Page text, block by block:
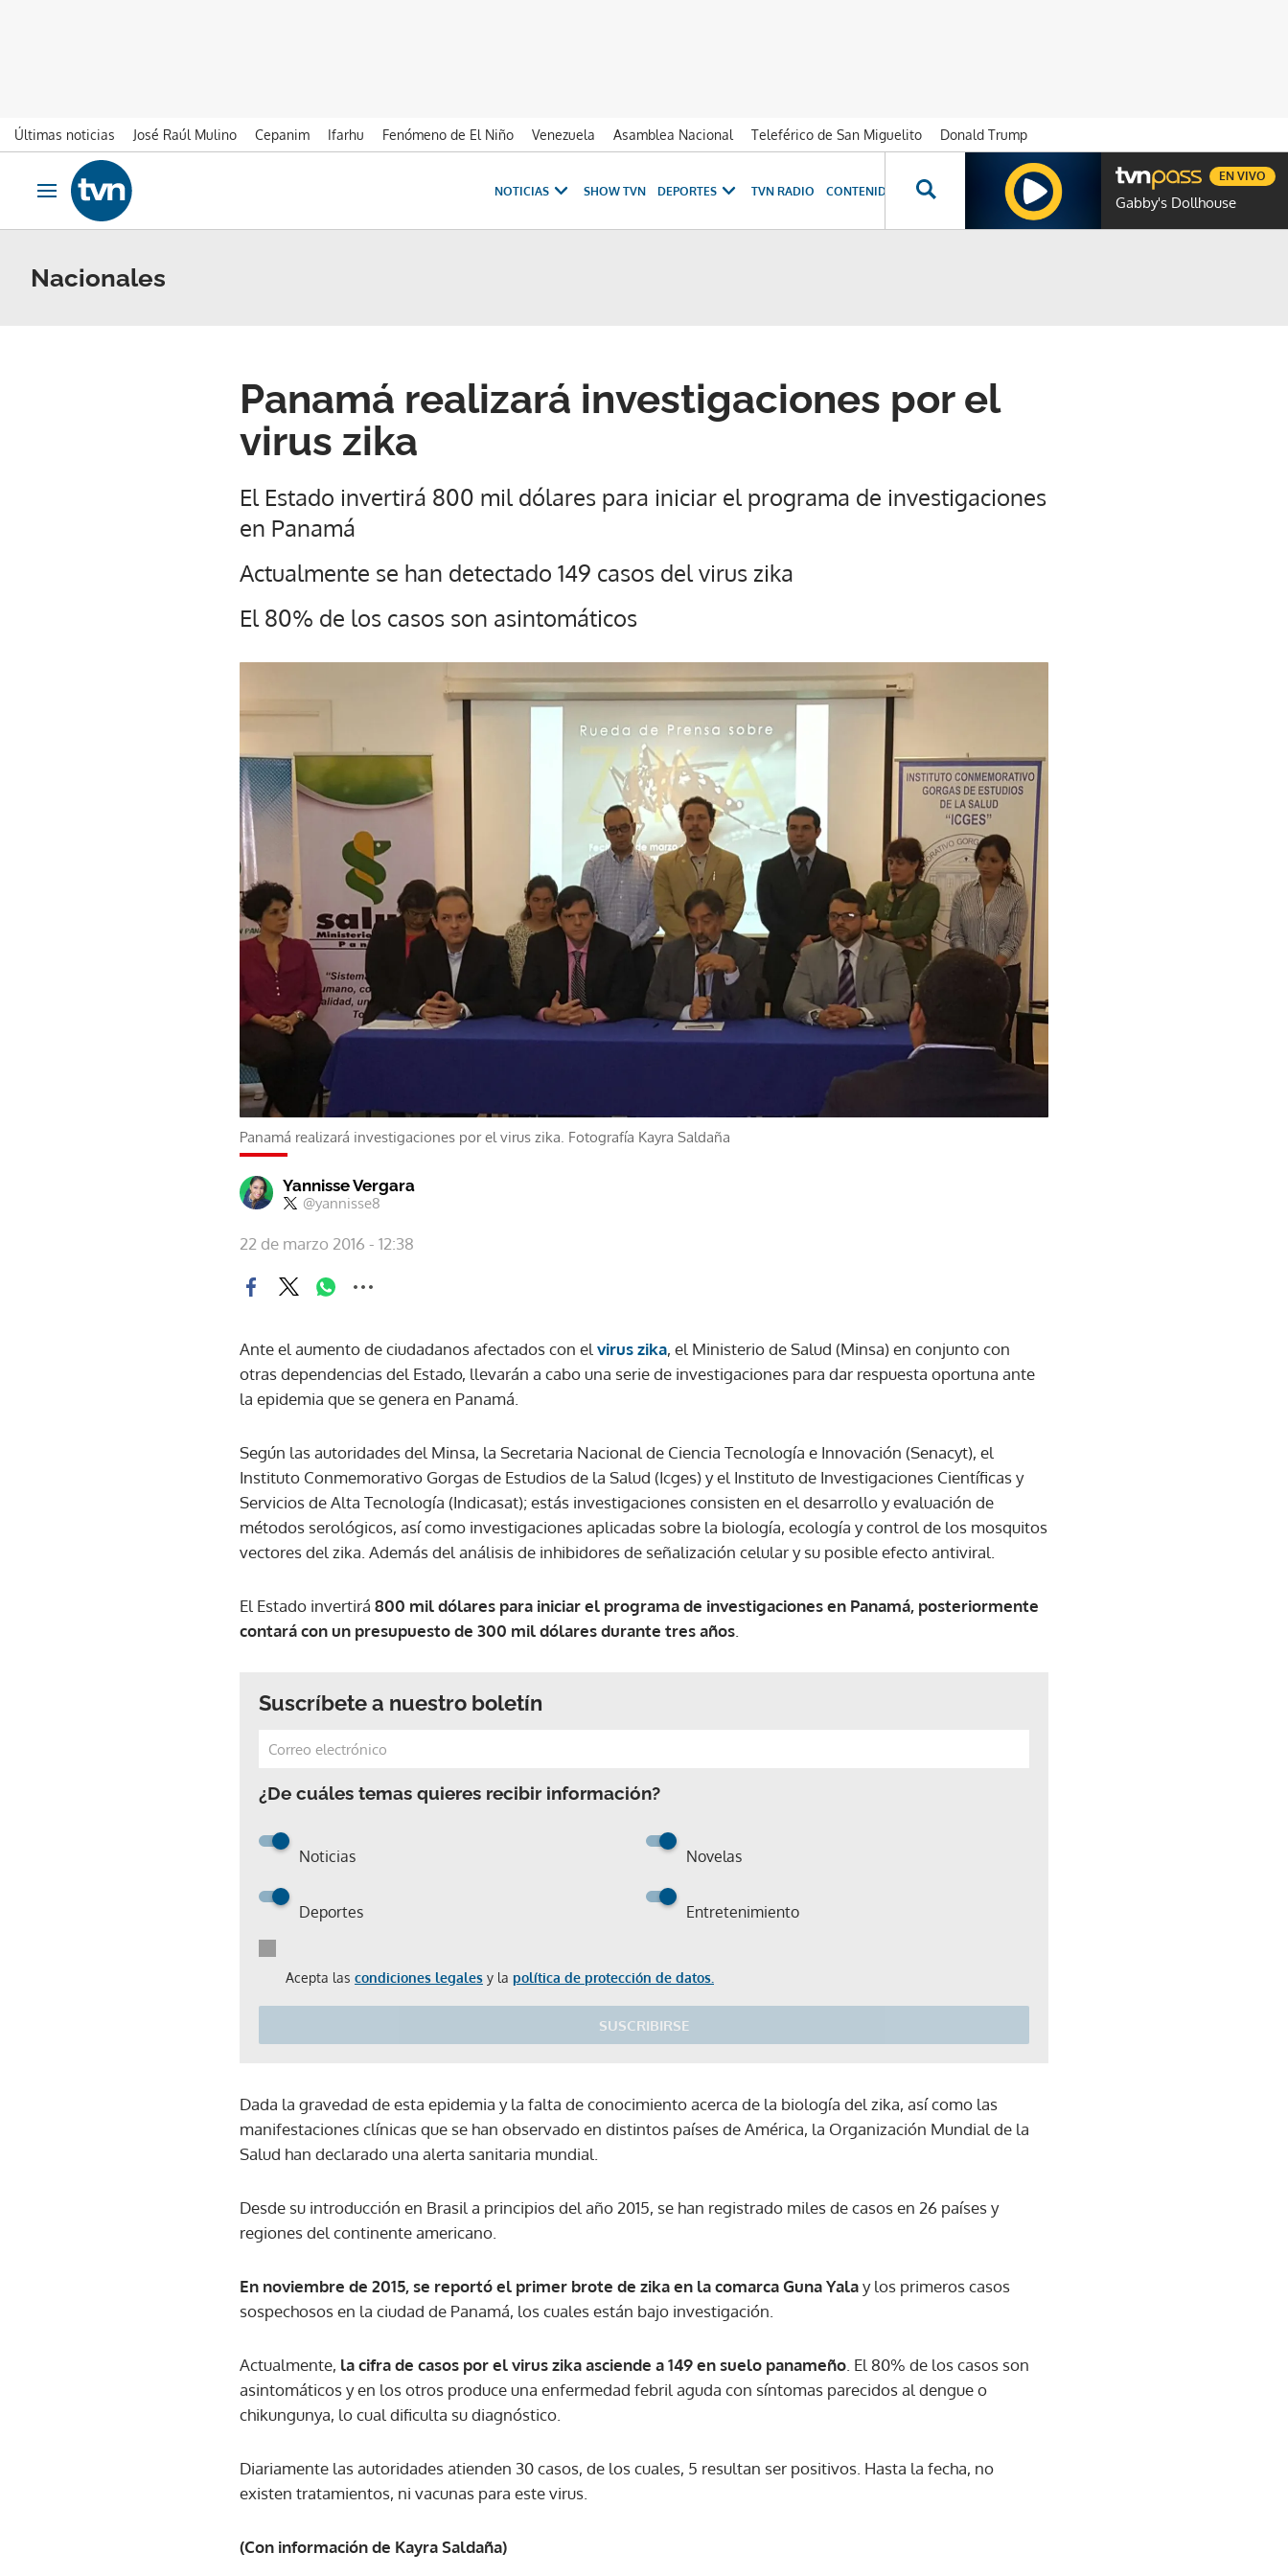
Últimas noticias José Raúl Mulino Cepanim Ifarhu Fenómeno de El Niño Venezuela Asamblea Nacional Teleférico de San Miguelito
Donald Trump
Ir al contenido
Obrir navegació
NOTICIAS SHOW TVN DEPORTES TVN RADIO CONTENIDOS ESPECIALES NOVELAS GENTE TVN
Gabby's Dollhouse
EN VIVO
Nacionales
Panamá realizará investigaciones por el
virus zika
El Estado invertirá 800 mil dólares para iniciar el programa de investigaciones
en Panamá
Actualmente se han detectado 149 casos del virus zika
El 80% de los casos son asintomáticos
Panamá realizará investigaciones por el virus zika. Fotografía Kayra Saldaña
Yannisse Vergara
@yannisse8
22 de marzo 2016 - 12:38
Ante el aumento de ciudadanos afectados con el virus zika, el Ministerio de Salud (Minsa) en conjunto con
otras dependencias del Estado, llevarán a cabo una serie de investigaciones para dar respuesta oportuna ante
la epidemia que se genera en Panamá.
Según las autoridades del Minsa, la Secretaria Nacional de Ciencia Tecnología e Innovación (Senacyt), el
Instituto Conmemorativo Gorgas de Estudios de la Salud (Icges) y el Instituto de Investigaciones Científicas y
Servicios de Alta Tecnología (Indicasat); estás investigaciones consisten en el desarrollo y evaluación de
métodos serológicos, así como investigaciones aplicadas sobre la biología, ecología y control de los mosquitos
vectores del zika. Además del análisis de inhibidores de señalización celular y su posible efecto antiviral.
El Estado invertirá 800 mil dólares para iniciar el programa de investigaciones en Panamá, posteriormente
contará con un presupuesto de 300 mil dólares durante tres años
Suscríbete a nuestro boletín
¿De cuáles temas quieres recibir información?
Noticias Novelas
Deportes Entretenimiento
Acepta las condiciones legales y la política de protección de datos.
SUSCRIBIRSE
Gracias por suscribirte a nuestro boletín.
ACEPTAR
Dada la gravedad de esta epidemia y la falta de conocimiento acerca de la biología del zika, así como las
manifestaciones clínicas que se han observado en distintos países de América, la Organización Mundial de la
Salud han declarado una alerta sanitaria mundial.
Desde su introducción en Brasil a principios del año 2015, se han registrado miles de casos en 26 países y
regiones del continente americano.
En noviembre de 2015, se reportó el primer brote de zika en la comarca Guna Yalay los primeros casos
sospechosos en la ciudad de Panamá, los cuales están bajo investigación.
Actualmente, la cifra de casos por el virus zika asciende a 149 en suelo panameño . El 80% de los casos son
asintomáticos y en los otros produce una enfermedad febril aguda con síntomas parecidos al dengue o
chikungunya, lo cual dificulta su diagnóstico.
Diariamente las autoridades atienden 30 casos, de los cuales, 5 resultan ser positivos. Hasta la fecha, no
existen tratamientos, ni vacunas para este virus.
(Con información de Kayra Saldaña)